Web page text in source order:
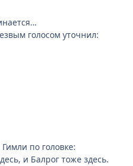
голосом уточнил:
по головке:
и Балрог тоже здесь.